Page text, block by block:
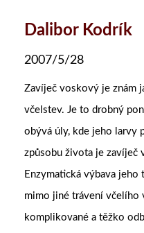
Dalibor Kodrík
2007/5/28
Zavíječ voskový je znám
včelstev. Je to drobný
obývá úly, kde jeho larvy
způsobu života je zavíječ
Enzymatická výbava
mimo jiné trávení včelího
komplikované a těžko